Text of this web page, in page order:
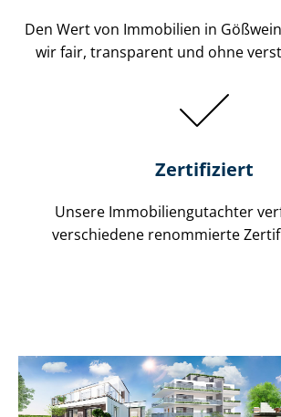
Den Wert von Immobilien in
wir fair, transparent und ohne
Zertifiziert
Unsere Immobilien­gutachter
verschiedene renommierte